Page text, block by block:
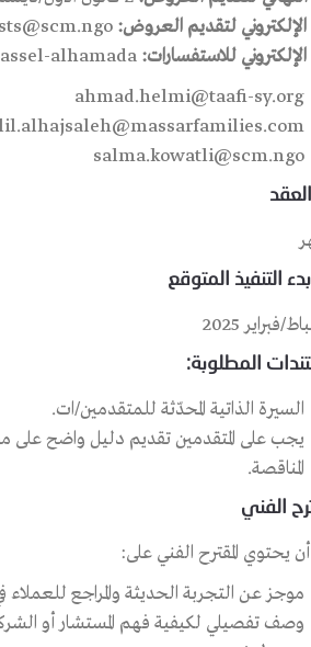
الإلكتروني لتقديم العروض:
الإلكتروني للاستفسارات: requests@bassel-alhamada
ahmad.helmi@taafi-sy.org
salma.kowatli@scm.ngo
بدء التنفيذ المتوقع
المطلوبة:
السيرة الذاتية المحدّثة للمتقدمين/ات.
يجب على المتقدمين تقديم دليل واضح على
المناقصة.
الفني
يحتوي المقترح الفني على:
موجز عن التجربة الحديثة والمراجع للعملاء في
وصف تفصيلي لكيفية فهم المستشار أو